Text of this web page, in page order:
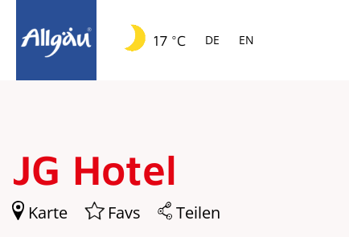
Springe zur Navigation
Springe zum Hauptinhalt
17 °C DE EN
JG Hotel
Karte Favs
Teilen